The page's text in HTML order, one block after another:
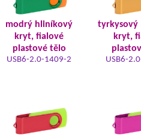
modrý hliníkový
kryt, fialové
plastové tělo
USB6-2.0-1409-2
tyrkysový
kryt,
USB6-